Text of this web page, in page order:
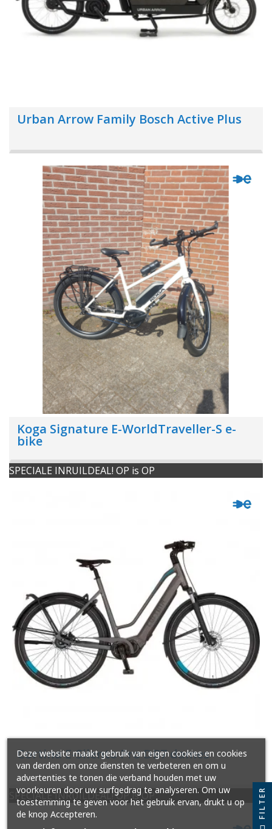
Urban Arrow Family Bosch Active Plus
Koga Signature E-WorldTraveller-S e-
bike
SPECIALE INRUILDEAL! OP is OP
Cortina E-Silento Pro DB7 dames
SPECIALE INRUILDEAL! OP is OP
Deze website maakt gebruik van eigen cookies en cookies
van derden om onze diensten te verbeteren en om u
advertenties te tonen die verband houden met uw
voorkeuren door uw surfgedrag te analyseren. Om uw
toestemming te geven voor het gebruik ervan, drukt u op
de knop Accepteren.
FILTER